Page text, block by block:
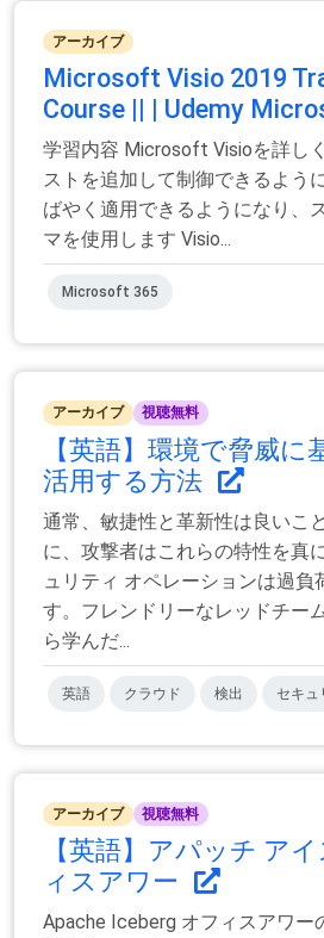
アーカイブ
Microsoft Visio 2019
Course || | Udemy
学習内容 Microsoft Visioを詳し
ストを追加して制御できるよう
ばやく適用できるようになり、
マを使用します Visio...
Microsoft 365
アーカイブ 視聴無料
【英語】環境で脅威に
活用する方法
通常、敏捷性と革新性は良いこ
に、攻撃者はこれらの特性を真
ュリティ オペレーションは過負
す。フレンドリーなレッドチー
ら学んだ...
英語 クラウド 検出 セキュ
アーカイブ 視聴無料
【英語】アパッチ ア
ィスアワー
Apache Iceberg オフィスアワー